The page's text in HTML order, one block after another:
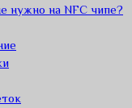
нужно на NFC чипе?